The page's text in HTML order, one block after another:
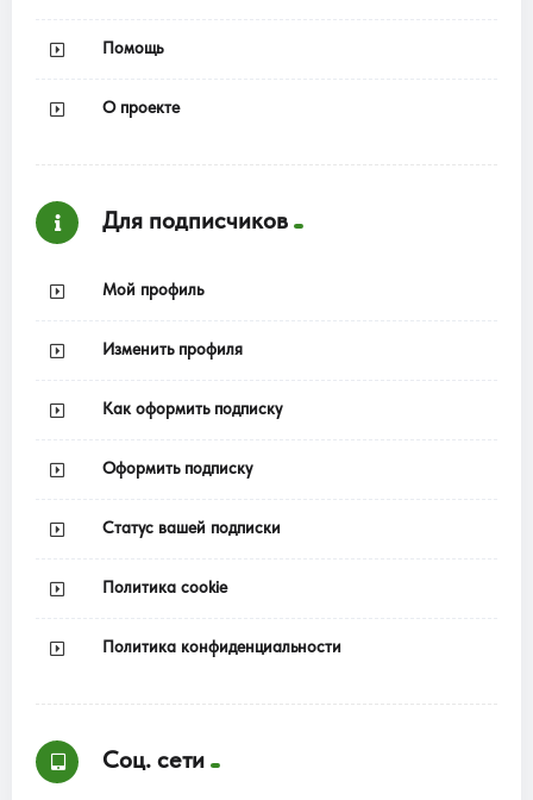
Помощь
О проекте
Для подписчиков
Мой профиль
Изменить профиля
Как оформить подписку
Оформить подписку
Статус вашей подписки
Политика cookie
Политика конфиденциальности
Соц. сети